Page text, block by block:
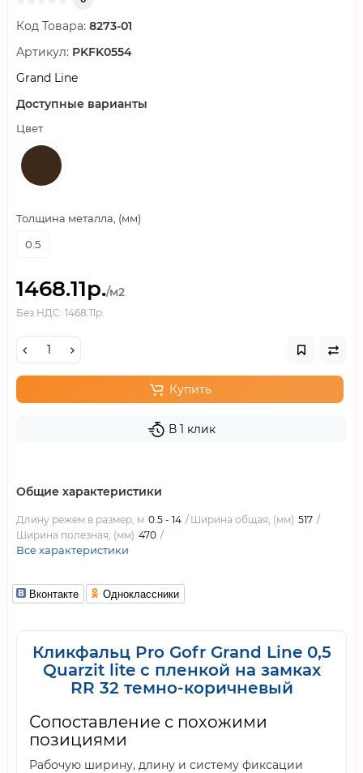
Код Товара: 8273-01
Артикул: PKFK0554
Grand Line
Доступные варианты
Цвет
Толщина металла, (мм)
0.5
1468.11р./м2
Без НДС: 1468.11р.
Купить
В 1 клик
Общие характеристики
Длину режем в размер, м 0.5 - 14 Ширина общая, (мм) 517
Ширина полезная, (мм) 470
Все характеристики
Вконтакте Одноклассники
Кликфальц Pro Gofr Grand Line 0,5
Quarzit lite с пленкой на замках
RR 32 темно-коричневый
Сопоставление с похожими
позициями
Рабочую ширину, длину и систему фиксации